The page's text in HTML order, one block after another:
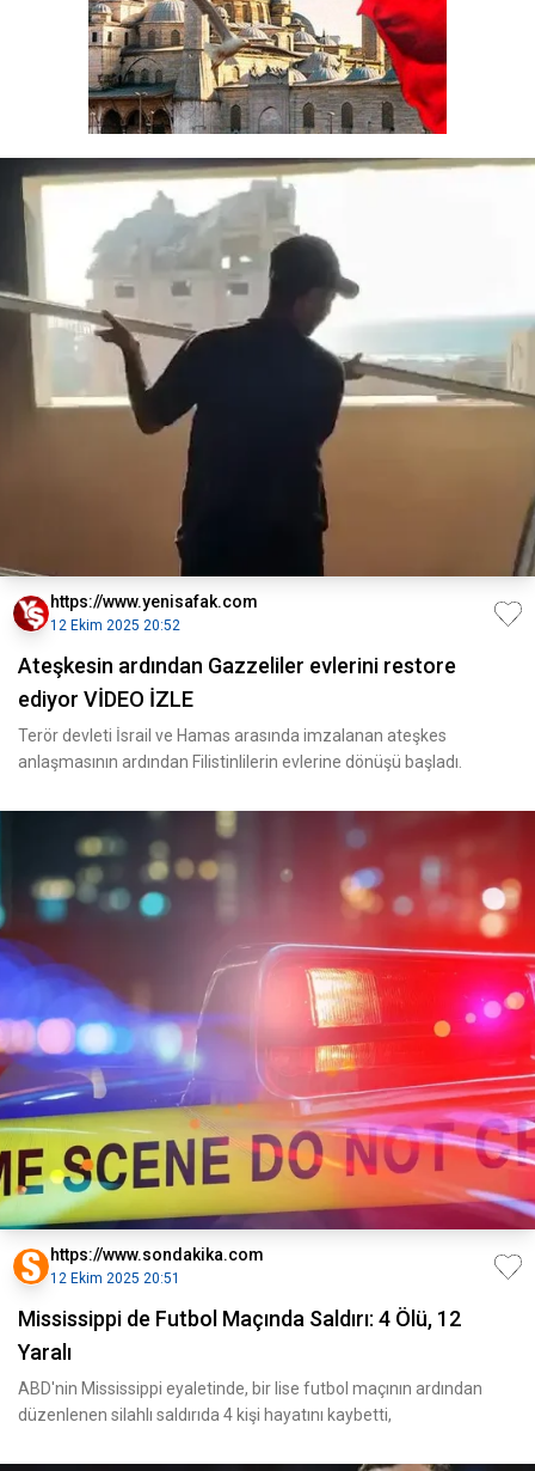
https://www.yenisafak.com
12 Ekim 2025 20:52
Ateşkesin ardından Gazzeliler evlerini restore
ediyor VİDEO İZLE
Terör devleti İsrail ve Hamas arasında imzalanan ateşkes
anlaşmasının ardından Filistinlilerin evlerine dönüşü başladı.
https://www.sondakika.com
12 Ekim 2025 20:51
Mississippi de Futbol Maçında Saldırı: 4 Ölü, 12
Yaralı
ABD'nin Mississippi eyaletinde, bir lise futbol maçının ardından
düzenlenen silahlı saldırıda 4 kişi hayatını kaybetti,